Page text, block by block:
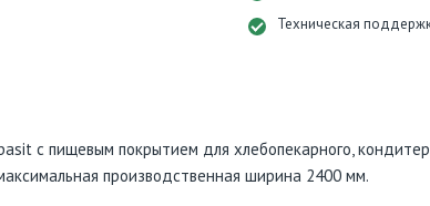
Техническая
с пищевым покрытием для хлебопекарного,
производственная ширина 2400 мм.